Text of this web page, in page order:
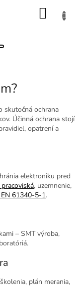
skutočná ochrana
Účinná ochrana stojí
opatrení a
elektroniku pred
pracoviská, uzemnenie,
EN 61340-5-1.
– SMT výroba,
plán merania,